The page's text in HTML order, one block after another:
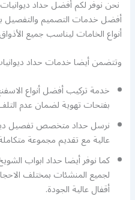
نحن نوفر لكم أفضل حداد
أفضل خدمات التصميم والتفصيل
أنواع الخامات ليناسب جميع
وتتضمن أيضا خدمات حداد
خدمة تركيب أفضل أنواع
بفتحات تهوية لضمان عدم
نرسل حداد متخصص تفصيل
عالية مع تقديم مجموعة
كما نوفر أيضا حداد ابواب
لجميع المنشئات بمختلف
أقفال عالية الجودة.